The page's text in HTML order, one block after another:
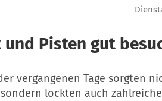
Pisten gut
vergangenen Tage sorgten
lockten auch